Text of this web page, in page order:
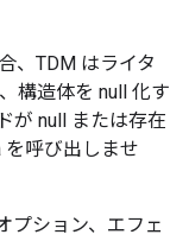
、TDM はライタ
構造体を null 化す
が null または存在
を呼び出しませ
プション、エフェ